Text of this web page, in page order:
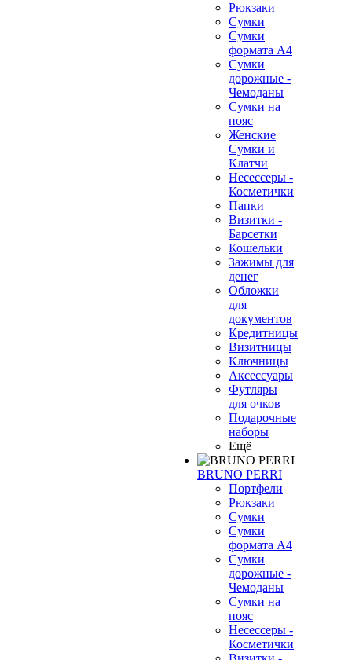
Рюкзаки
Сумки
Сумки
формата А4
Сумки
дорожные -
Чемоданы
Сумки на
пояс
Женские
Сумки и
Клатчи
Несессеры -
Косметички
Папки
Визитки -
Барсетки
Кошельки
Зажимы для
денег
Обложки
для
документов
Кредитницы
Визитницы
Ключницы
Аксессуары
Футляры
для очков
Подарочные
наборы
Ещё
BRUNO PERRI
Портфели
Рюкзаки
Сумки
Сумки
формата А4
Сумки
дорожные -
Чемоданы
Сумки на
пояс
Несессеры -
Косметички